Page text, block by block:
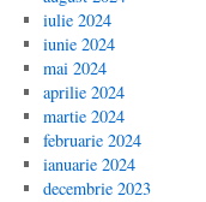
iulie 2024
iunie 2024
mai 2024
aprilie 2024
martie 2024
februarie 2024
ianuarie 2024
decembrie 2023